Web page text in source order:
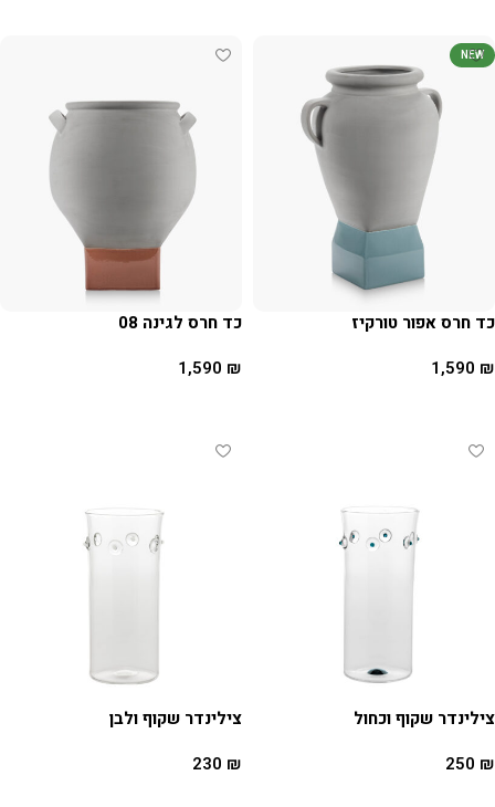
NEW
כד חרס אפור טורקיז
1,590 ₪
כד חרס לגינה 08
1,590 ₪
צילינדר שקוף וכחול
250 ₪
צילינדר שקוף ולבן
230 ₪